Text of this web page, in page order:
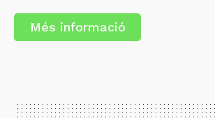
Més informació